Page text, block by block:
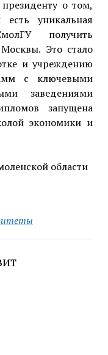
о том,
уникальная
получить
Это стало
и учреждению
с ключевыми
заведениями
запущена
экономики и
области